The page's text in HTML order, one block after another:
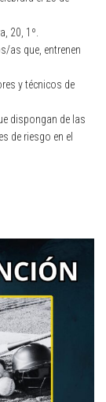
20, 1º.
as que, entrenen
y técnicos de
dispongan de las
de riesgo en el